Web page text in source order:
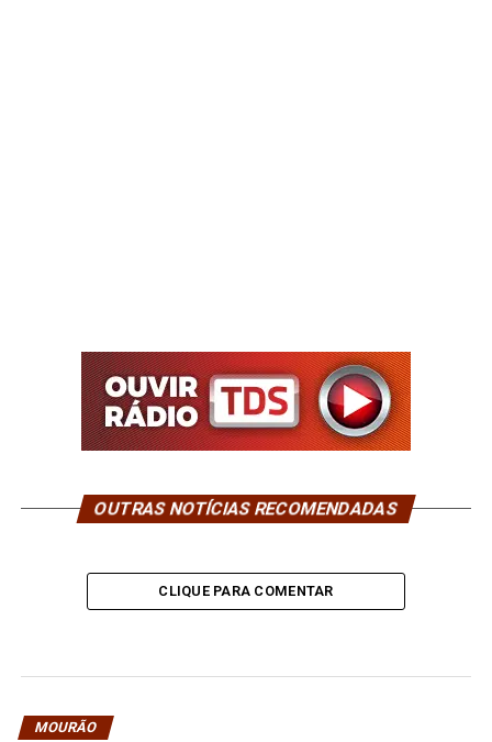
OUTRAS NOTÍCIAS RECOMENDADAS
CLIQUE PARA COMENTAR
MOURÃO